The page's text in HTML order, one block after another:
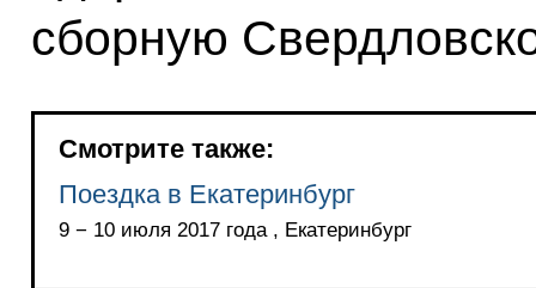
сборную
Смотрите также:
Поездка в Екатеринбург
9 − 10 июля 2017 года , Екатеринбург